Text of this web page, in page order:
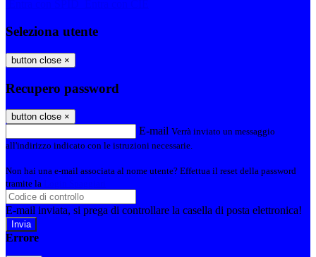
Seleziona utente
button close ×
Recupero password
button close ×
E-mail Verrà inviato un messaggio
all'indirizzo indicato con le istruzioni necessarie.
Non hai una e-mail associata al nome utente? Effettua il reset della password
tramite la
E-mail inviata, si prega di controllare la casella di posta elettronica!
Errore